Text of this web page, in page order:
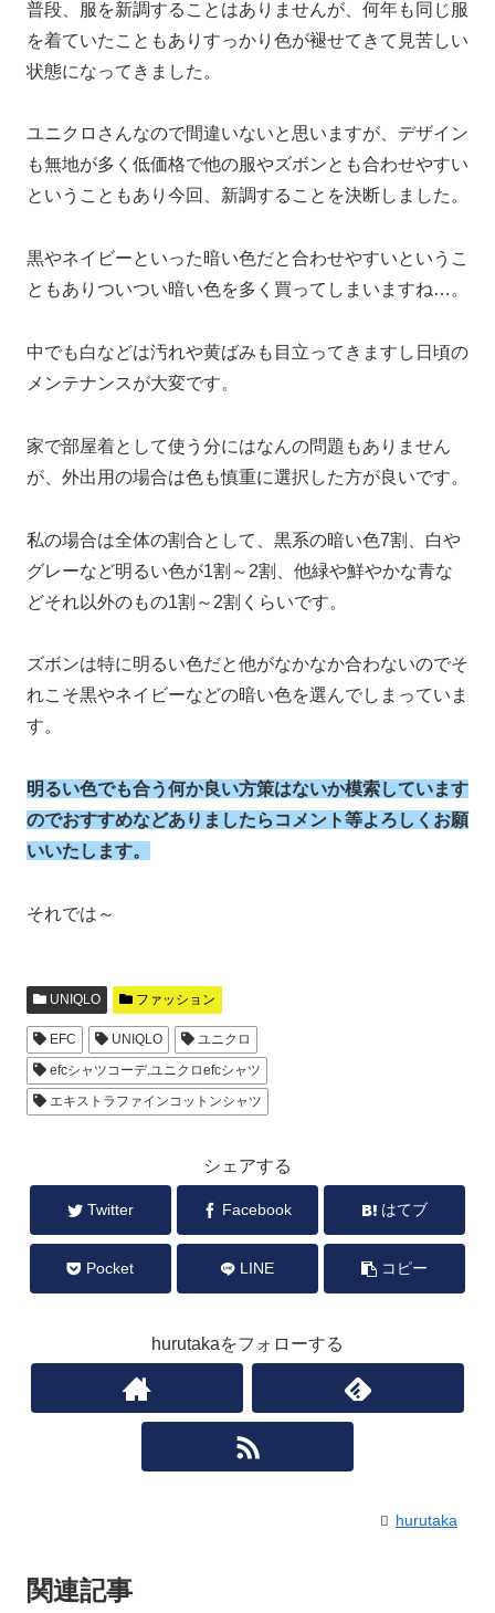
普段、服を新調することはありませんが、何年も同じ服
を着ていたこともありすっかり色が褪せてきて見苦しい
状態になってきました。
ユニクロさんなので間違いないと思いますが、デザイン
も無地が多く低価格で他の服やズボンとも合わせやすい
ということもあり今回、新調することを決断しました。
黒やネイビーといった暗い色だと合わせやすいというこ
ともありついつい暗い色を多く買ってしまいますね…。
中でも白などは汚れや黄ばみも目立ってきますし日頃の
メンテナンスが大変です。
家で部屋着として使う分にはなんの問題もありません
が、外出用の場合は色も慎重に選択した方が良いです。
私の場合は全体の割合として、黒系の暗い色7割、白や
グレーなど明るい色が1割～2割、他緑や鮮やかな青な
どそれ以外のもの1割～2割くらいです。
ズボンは特に明るい色だと他がなかなか合わないのでそ
れこそ黒やネイビーなどの暗い色を選んでしまっていま
す。
明るい色でも合う何か良い方策はないか模索しています
のでおすすめなどありましたらコメント等よろしくお願
いいたします。
それでは～
UNIQLO ファッション
EFC UNIQLO
ユニクロ
efcシャツコーデ.ユニクロefcシャツ
エキストラファインコットンシャツ
シェアする
Twitter Facebook はてブ
Pocket LINE コピー
hurutakaをフォローする
hurutaka
関連記事